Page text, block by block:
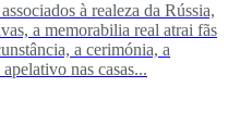
à realeza da Rússia,
a memorabilia real atrai fãs
a cerimónia, a
nas casas...